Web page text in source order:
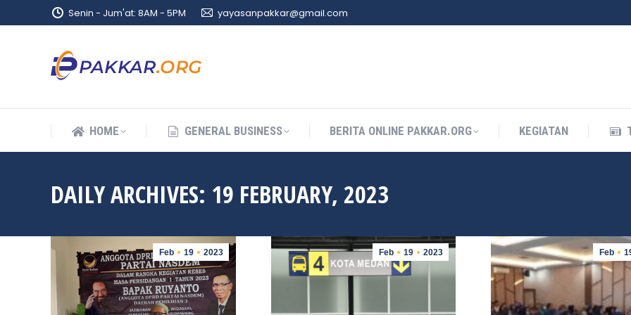
Senin - Jum'at: 8AM - 5PM yayasanpakkar@gmail.com
HOME GENERAL BUSINESS BERITA ONLINE PAKKAR.ORG KEGIATAN
DAILY ARCHIVES: 19 FEBRUARY, 2023
Feb 19 2023 Feb 19 2023 Feb
HOME GENERAL BUSINESS BERITA ONLINE PAKKAR.ORG KEGIATAN